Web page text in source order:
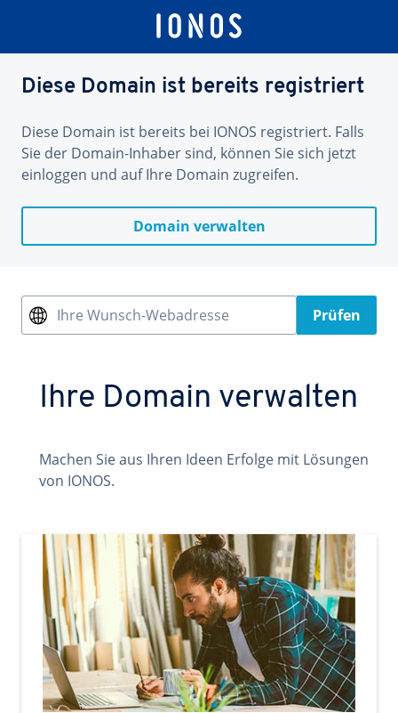
Diese Domain ist bereits registriert
Diese Domain ist bereits bei IONOS registriert. Falls
Sie der Domain-Inhaber sind, können Sie sich jetzt
einloggen und auf Ihre Domain zugreifen.
Domain verwalten
Ihre Wunsch-Webadresse Prüfen
Ihre Domain verwalten
Machen Sie aus Ihren Ideen Erfolge mit Lösungen
von IONOS.